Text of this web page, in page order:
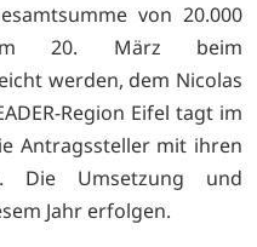
von 20.000
20. März beim
werden, dem Nicolas
Region Eifel tagt im
Antragssteller mit ihren
Die Umsetzung und
Jahr erfolgen.